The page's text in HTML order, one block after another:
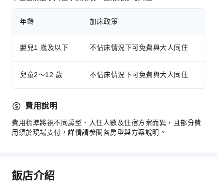
年齡 加床政策
嬰兒1 歲及以下 不佔床情況下可免費與大人同住
兒童2～12 歲 不佔床情況下可免費與大人同住
費用說明
費用標準將視不同房型、入住人數及住宿方案而異，且部分費
用須於現場支付，詳情請参閱各房型與方案說明。
飯店介紹